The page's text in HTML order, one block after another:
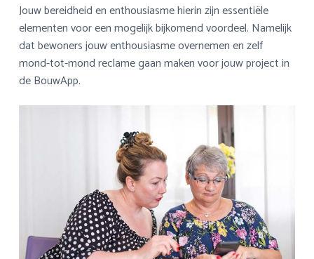
Jouw bereidheid en enthousiasme hierin zijn essentiële
elementen voor een mogelijk bijkomend voordeel. Namelijk
dat bewoners jouw enthousiasme overnemen en zelf
mond-tot-mond reclame gaan maken voor jouw project in
de BouwApp.